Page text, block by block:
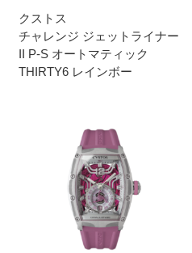
クストス
チャレンジ ジェットライナー
II P-S オートマティック
THIRTY6 レインボー